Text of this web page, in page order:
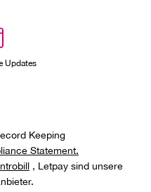
Updates
Keeping
Statement.
, Letpay sind unsere